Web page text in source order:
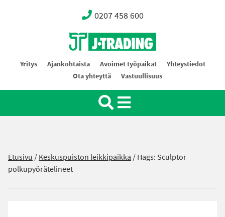
0207 458 600
Oy J-Trading Ab
Yritys Ajankohtaista Avoimet työpaikat
Yhteystiedot
Ota yhteyttä
Vastuullisuus
Etusivu /Keskuspuiston leikkipaikka /Hags: Sculptor
polkupyörätelineet